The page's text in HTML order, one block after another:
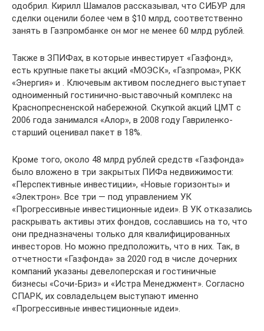
одобрил. Кирилл Шамалов рассказывал, что СИБУР для
сделки оценили более чем в $10 млрд, соответственно
занять в Газпромбанке он мог не менее 60 млрд рублей.
Также в ЗПИФах, в которые инвестирует «Газфонд»,
есть крупные пакеты акций «МОЭСК», «Газпрома», РКК
«Энергия» и . Ключевым активом последнего выступает
одноименный гостинично-выставочный комплекс на
Краснопресненской набережной. Скупкой акций ЦМТ с
2006 года занимался «Алор», в 2008 году Гавриленко-
старший оценивал пакет в 18%.
Кроме того, около 48 млрд рублей средств «Газфонда»
было вложено в три закрытых ПИФа недвижимости:
«Перспективные инвестиции», «Новые горизонты» и
«Электрон». Все три — под управлением УК
«Прогрессивные инвестиционные идеи». В УК отказались
раскрывать активы этих фондов, сославшись на то, что
они предназначены только для квалифицированных
инвесторов. Но можно предположить, что в них. Так, в
отчетности «Газфонда» за 2020 год в числе дочерних
компаний указаны девелоперская и гостиничные
бизнесы «Сочи-Бриз» и «Истра Менеджмент». Согласно
СПАРК, их совладельцем выступают именно
«Прогрессивные инвестиционные идеи».